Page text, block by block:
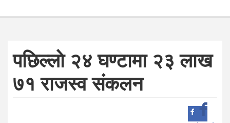
शिक्षा
संघीय
प्रविधि
पछिल्लाे २४ घण्टामा २३ लाख
७१ राजस्व संकलन